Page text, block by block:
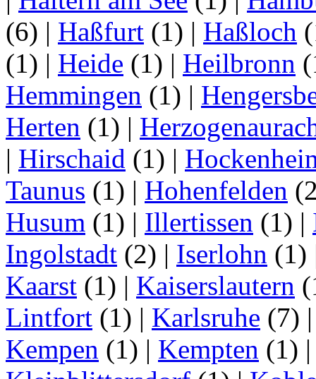
(6) | Haßfurt (1) | Haßloch
(1) | Heide (1) | Heilbronn
Hemmingen (1) |
Herten (1) |
| Hirschaid (1) |
Taunus (1) | Hohenfelden
Husum (1) | Illertissen (1) |
Ingolstadt (2) | Iserlohn (1)
Kaarst (1) | Kaiserslautern
Lintfort (1) | Karlsruhe (7)
Kempen (1) | Kempten (1)